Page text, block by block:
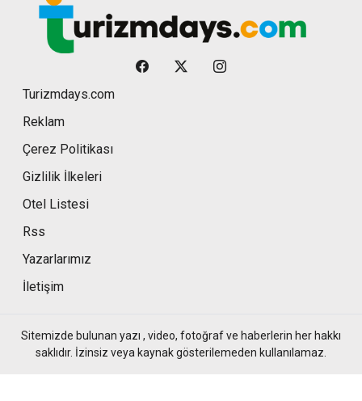
Turizmdays.com
Reklam
Çerez Politikası
Gizlilik İlkeleri
Otel Listesi
Rss
Yazarlarımız
İletişim
Sitemizde bulunan yazı , video, fotoğraf ve haberlerin her hakkı
saklıdır. İzinsiz veya kaynak gösterilemeden kullanılamaz.